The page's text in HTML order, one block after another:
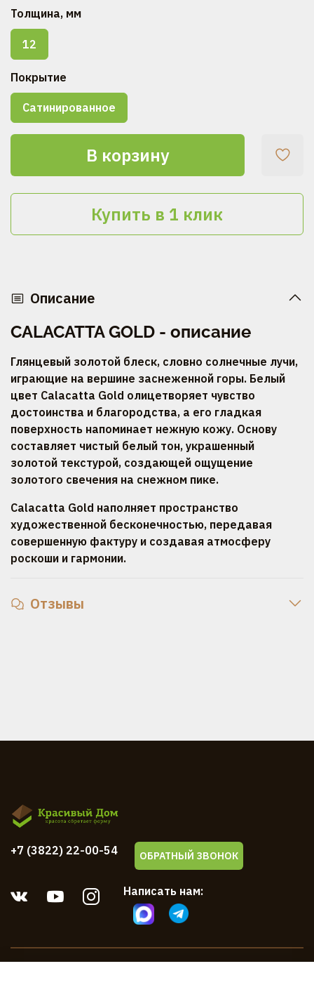
В корзину
Купить в 1 клик
Толщина, мм
12
Покрытие
Сатинированное
Описание
CALACATTA GOLD - описание
Глянцевый золотой блеск, словно солнечные лучи,
играющие на вершине заснеженной горы. Белый
цвет Calacatta Gold олицетворяет чувство
достоинства и благородства, а его гладкая
поверхность напоминает нежную кожу. Основу
составляет чистый белый тон, украшенный
золотой текстурой, создающей ощущение
золотого свечения на снежном пике.
Calacatta Gold наполняет пространство
художественной бесконечностью, передавая
совершенную фактуру и создавая атмосферу
роскоши и гармонии.
Отзывы
Написать нам:
+7 (3822) 22-00-54 ОБРАТНЫЙ ЗВОНОК